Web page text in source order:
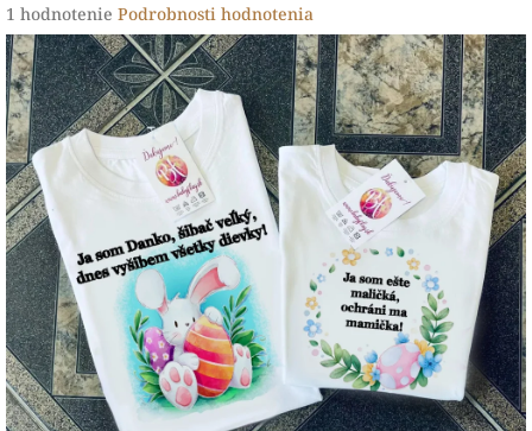
Priemerné
hodnotenie
produktu
je
5,0
z
5
hviezdičiek.
1 hodnotenie Podrobnosti hodnotenia